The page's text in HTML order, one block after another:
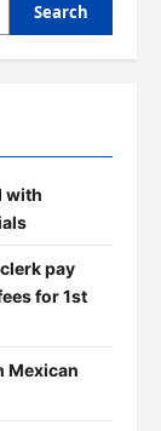
Search
with
pay
for 1st
Mexican